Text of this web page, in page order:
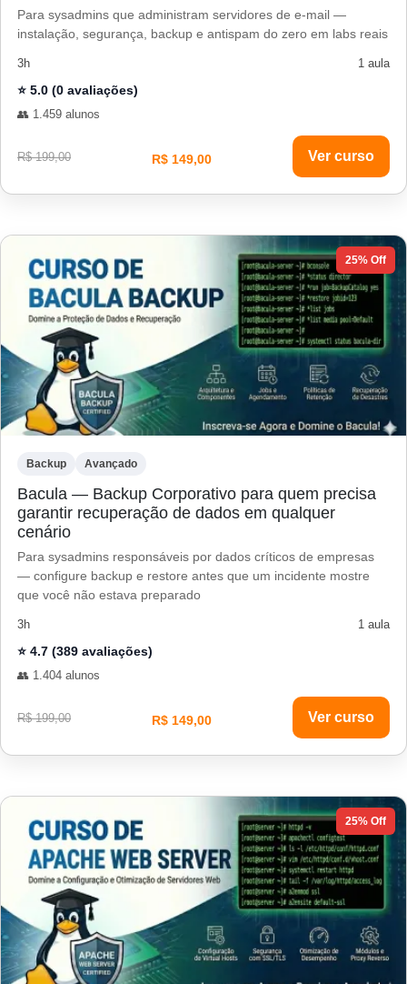
Para sysadmins que administram servidores de e-mail —
instalação, segurança, backup e antispam do zero em labs reais
3h 1 aula
⭐ 5.0 (0 avaliações)
👥 1.459 alunos
R$ 199,00 R$ 149,00 Ver curso
25% Off
Backup Avançado
Bacula — Backup Corporativo para quem precisa
garantir recuperação de dados em qualquer
cenário
Para sysadmins responsáveis por dados críticos de empresas
— configure backup e restore antes que um incidente mostre
que você não estava preparado
3h 1 aula
⭐ 4.7 (389 avaliações)
👥 1.404 alunos
R$ 199,00 R$ 149,00 Ver curso
25% Off